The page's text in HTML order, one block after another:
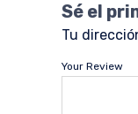
Sé el
Tu
Your Review